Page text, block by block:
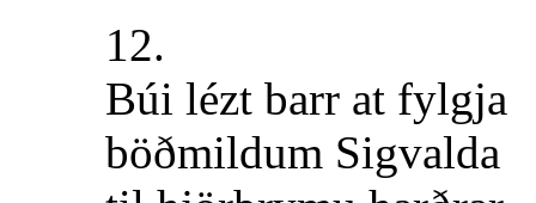
12.
Búi lézt barr at fylgja
böðmildum Sigvalda